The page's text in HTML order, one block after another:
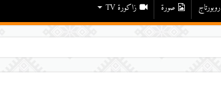
روبورتاج صورة زاكورة TV